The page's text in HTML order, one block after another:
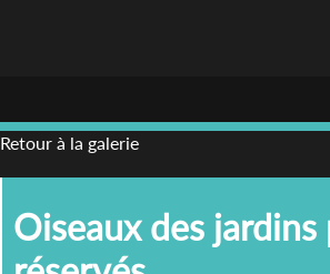
Retour à la galerie
Oiseaux des